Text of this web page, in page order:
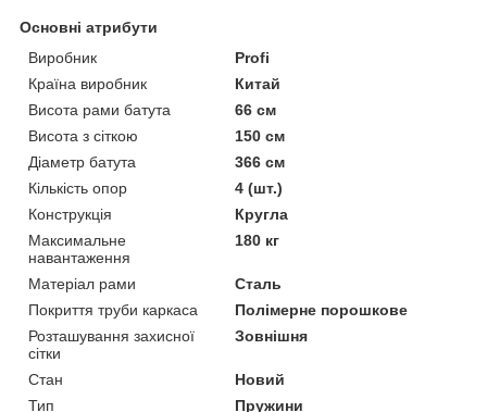
Основні атрибути
Виробник
Profi
Країна виробник
Китай
Висота рами батута
66 см
Висота з сіткою
150 см
Діаметр батута
366 см
Кількість опор
4 (шт.)
Конструкція
Кругла
Максимальне
навантаження
180 кг
Матеріал рами
Сталь
Покриття труби каркаса
Полімерне порошкове
Розташування захисної
сітки
Зовнішня
Стан
Новий
Тип
Пружини